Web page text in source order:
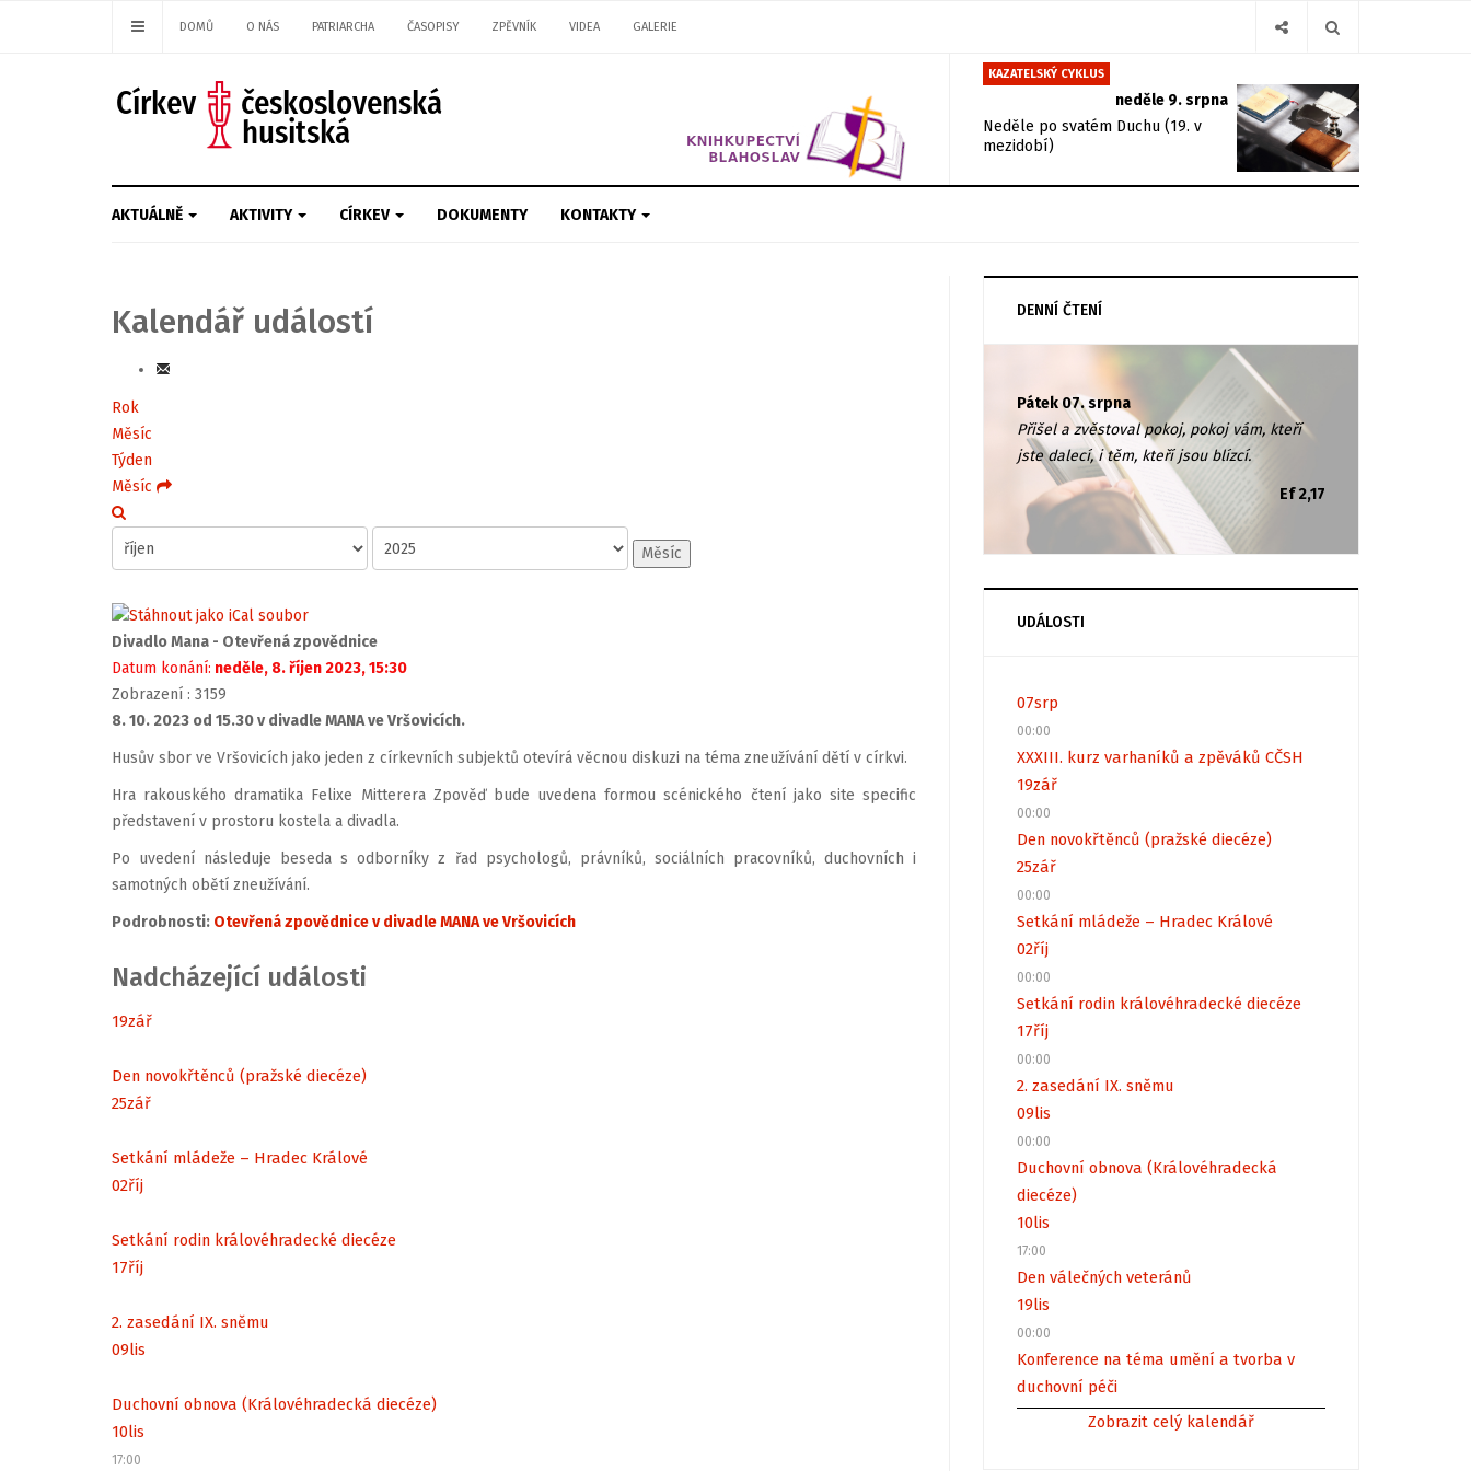
DOMŮ O NÁS PATRIARCHA ČASOPISY ZPĚVNÍK VIDEA GALERIE
KAZATELSKÝ CYKLUS
neděle 9. srpna
Neděle po svatém Duchu (19. v
mezidobí)
AKTUÁLNĚ AKTIVITY CÍRKEV DOKUMENTY KONTAKTY
Kalendář událostí
Rok
Měsíc
Týden
Měsíc
Měsíc
Divadlo Mana - Otevřená zpovědnice
Datum konání: neděle, 8. říjen 2023, 15:30
Zobrazení : 3159
8. 10. 2023 od 15.30 v divadle MANA ve Vršovicích.
Husův sbor ve Vršovicích jako jeden z církevních subjektů otevírá věcnou diskuzi na téma zneužívání dětí v církvi.
Hra rakouského dramatika Felixe Mitterera Zpověď bude uvedena formou scénického čtení jako site specific
představení v prostoru kostela a divadla.
Po uvedení následuje beseda s odborníky z řad psychologů, právníků, sociálních pracovníků, duchovních i
samotných obětí zneužívání.
Podrobnosti: Otevřená zpovědnice v divadle MANA ve Vršovicích
Nadcházející události
19zář
Den novokřtěnců (pražské diecéze)
25zář
Setkání mládeže – Hradec Králové
02říj
Setkání rodin královéhradecké diecéze
17říj
2. zasedání IX. sněmu
09lis
Duchovní obnova (Královéhradecká diecéze)
10lis
17:00
DENNÍ ČTENÍ
Pátek 07. srpna
Přišel a zvěstoval pokoj, pokoj vám, kteří
jste dalecí, i těm, kteří jsou blízcí.
Ef 2,17
UDÁLOSTI
07srp
00:00
XXXIII. kurz varhaníků a zpěváků CČSH
19zář
00:00
Den novokřtěnců (pražské diecéze)
25zář
00:00
Setkání mládeže – Hradec Králové
02říj
00:00
Setkání rodin královéhradecké diecéze
17říj
00:00
2. zasedání IX. sněmu
09lis
00:00
Duchovní obnova (Královéhradecká
diecéze)
10lis
17:00
Den válečných veteránů
19lis
00:00
Konference na téma umění a tvorba v
duchovní péči
Zobrazit celý kalendář